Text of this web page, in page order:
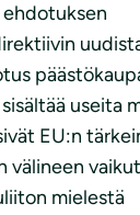
useita
EU:n
välineen
mielestä